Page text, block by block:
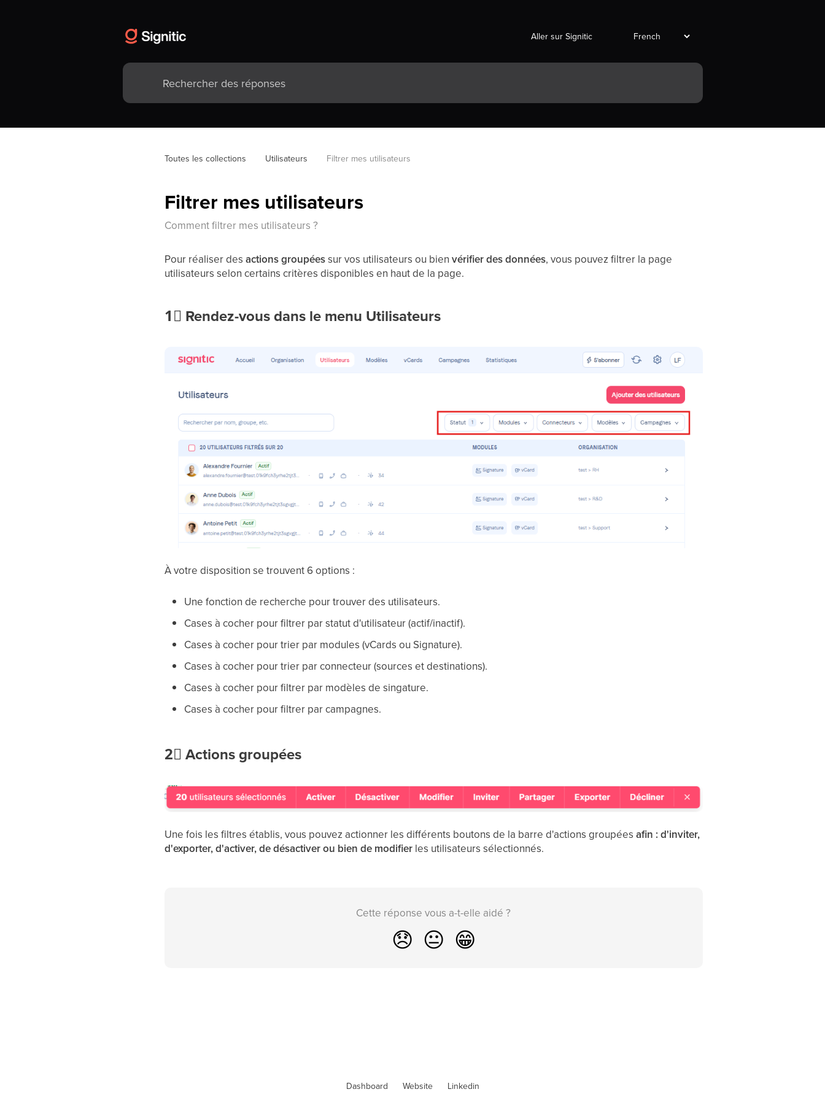
Aller sur Signitic
Toutes les collections Utilisateurs Filtrer mes utilisateurs
Filtrer mes utilisateurs
Comment filtrer mes utilisateurs ?
Pour réaliser desactions groupéessur vos utilisateurs ou bienvérifier des données, vous pouvez filtrer la page
utilisateurs selon certains critères disponibles en haut de la page.
1⃣ Rendez-vous dans le menu Utilisateurs
À votre disposition se trouvent 6 options :
Une fonction de recherche pour trouver des utilisateurs.
Cases à cocher pour filtrer par statut d'utilisateur (actif/inactif).
Cases à cocher pour trier par modules (vCards ou Signature).
Cases à cocher pour trier par connecteur (sources et destinations).
Cases à cocher pour filtrer par modèles de singature.
Cases à cocher pour filtrer par campagnes.
2⃣Actions groupées
Une fois les filtres établis, vous pouvez actionner les différents boutons de la barre d'actions groupéesafin : d'inviter,
d'exporter, d'activer, de désactiver ou bien de modifier les utilisateurs sélectionnés.
Cette réponse vous a-t-elle aidé ?
😞 😐 😁
Dashboard Website Linkedin